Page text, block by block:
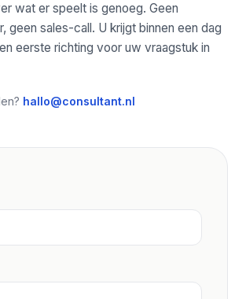
wat er speelt is genoeg. Geen
geen sales-call. U krijgt binnen een dag
eerste richting voor uw vraagstuk in
hallo@consultant.nl